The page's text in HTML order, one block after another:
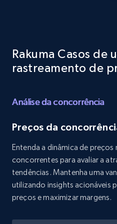
URL, Product id, Listing
price, and more.
1.9K+ 323+
Amazon products search
Rakuma Casos de
rastreamento de
Análise da concorrência
Preços da
Entenda a dinâmica de preços
concorrentes para avaliar a
tendências. Mantenha uma
utilizando insights acionáveis
preços e maximizar margens.